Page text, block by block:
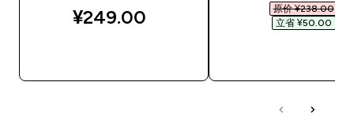
¥249.00‎
原价 ¥238.00‎
立省 ¥50.00‎